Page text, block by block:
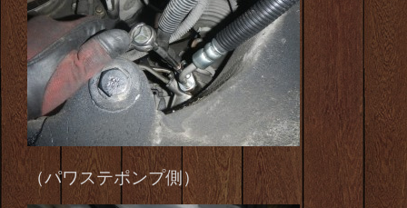
（パワステポンプ側）